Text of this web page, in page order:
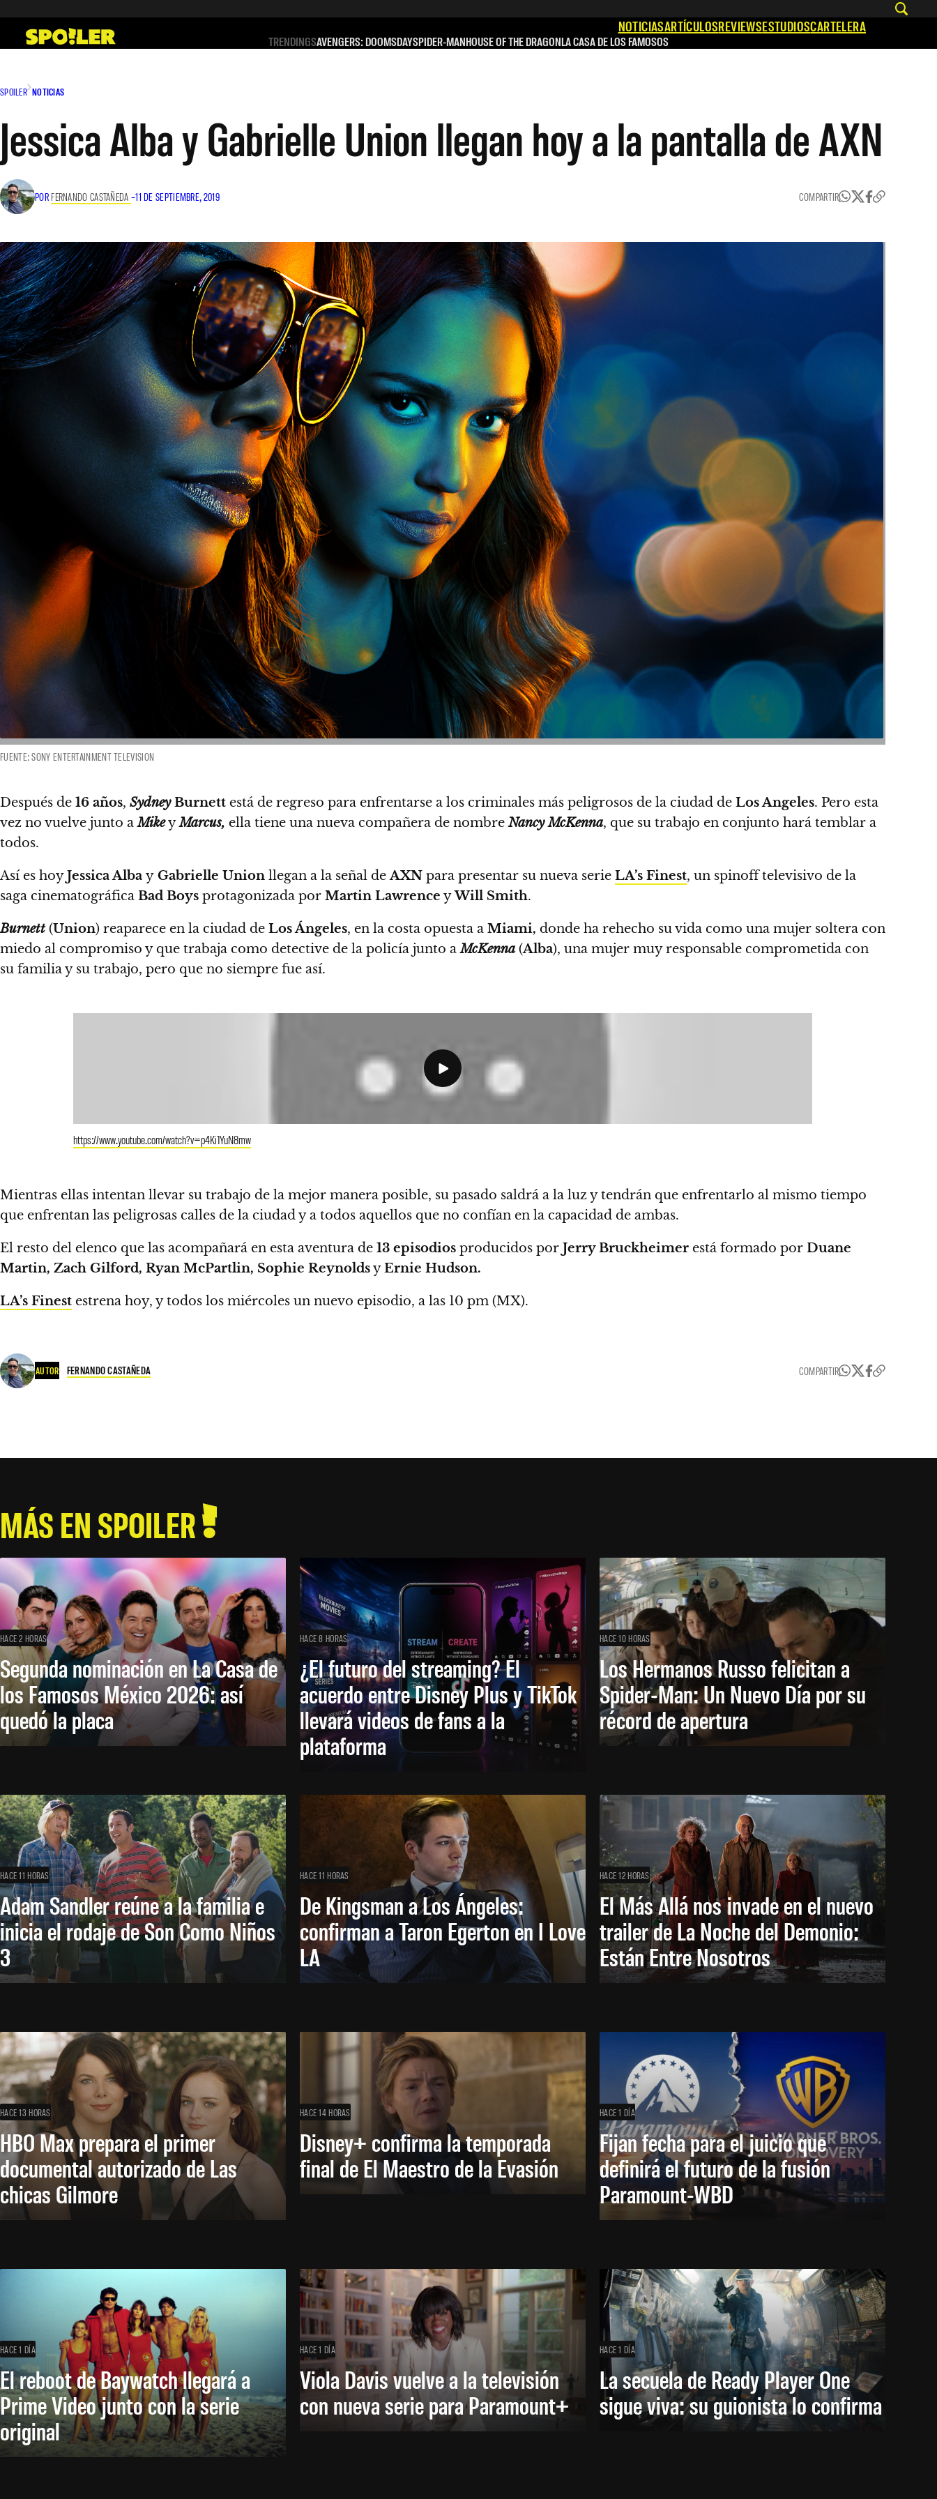
contenido
NOTICIASARTÍCULOSREVIEWSESTUDIOSCARTELERA
TRENDINGSAVENGERS: DOOMSDAYSPIDER-MANHOUSE OF THE DRAGONLA CASA DE LOS FAMOSOS
SPOILER NOTICIAS
Jessica Alba y Gabrielle Union llegan hoy a la pantalla de AXN
POR FERNANDO CASTAÑEDA –11 DE SEPTIEMBRE, 2019 COMPARTIR
FUENTE: SONY ENTERTAINMENT TELEVISION
Después de 16 años, SydneyBurnett está de regreso para enfrentarse a los criminales más peligrosos de la ciudad de Los Angeles. Pero esta
vez no vuelve junto aMikeyMarcus, ella tiene una nueva compañera de nombreNancy McKenna, que su trabajo en conjunto hará temblar a
todos.
Así es hoyJessica Alba y Gabrielle Union llegan a la señal deAXN para presentar su nueva serie LA’s Finest, un spinoff televisivo de la
saga cinematográfica Bad Boys protagonizada por Martin Lawrence yWill Smith.
Burnett(Union) reaparece en la ciudad de Los Ángeles, en la costa opuesta a Miami, donde ha rehecho su vida como una mujer soltera con
miedo al compromiso y que trabaja como detective de la policía junto aMcKenna(Alba), una mujer muy responsable comprometida con
su familiay su trabajo, pero que no siempre fue así.
https://www.youtube.com/watch?v=p4Ki1YuN8mw
Mientras ellas intentan llevar su trabajo de la mejor manera posible, su pasado saldrá a la luz y tendrán que enfrentarlo al mismo tiempo
que enfrentan las peligrosas calles de la ciudady a todos aquellos que no confían en la capacidad de ambas.
El resto del elenco que las acompañará en esta aventura de 13 episodios producidos por Jerry Bruckheimer está formado por Duane
Martin, Zach Gilford, Ryan McPartlin, Sophie ReynoldsyErnie Hudson.
LA’s Finest estrena hoy, y todos los miércoles un nuevo episodio, a las 10 pm (MX).
AUTOR FERNANDO CASTAÑEDA COMPARTIR
MÁS EN SPOILER
HACE 2 HORAS
Segunda nominación en La Casa de
los Famosos México 2026: así
quedó la placa
HACE 8 HORAS
¿El futuro del streaming? El
acuerdo entre Disney Plus y TikTok
llevará videos de fans a la
plataforma
HACE 10 HORAS
Los Hermanos Russo felicitan a
Spider-Man: Un Nuevo Día por su
récord de apertura
HACE 11 HORAS
Adam Sandler reúne a la familia e
inicia el rodaje de Son Como Niños
3
HACE 11 HORAS
De Kingsman a Los Ángeles:
confirman a Taron Egerton en I Love
LA
HACE 12 HORAS
El Más Allá nos invade en el nuevo
trailer de La Noche del Demonio:
Están Entre Nosotros
HACE 13 HORAS
HBO Max prepara el primer
documental autorizado de Las
chicas Gilmore
HACE 14 HORAS
Disney+ confirma la temporada
final de El Maestro de la Evasión
HACE 1 DÍA
Fijan fecha para el juicio que
definirá el futuro de la fusión
Paramount-WBD
HACE 1 DÍA
El reboot de Baywatch llegará a
Prime Video junto con la serie
original
HACE 1 DÍA
Viola Davis vuelve a la televisión
con nueva serie para Paramount+
HACE 1 DÍA
La secuela de Ready Player One
sigue viva: su guionista lo confirma